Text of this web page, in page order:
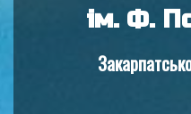
ім. Ф.